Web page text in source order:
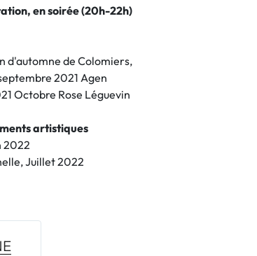
en soirée (20h-22h)
d'automne de Colomiers,
2021 Agen
Octobre Rose Léguevin
artistiques
2022
Juillet 2022